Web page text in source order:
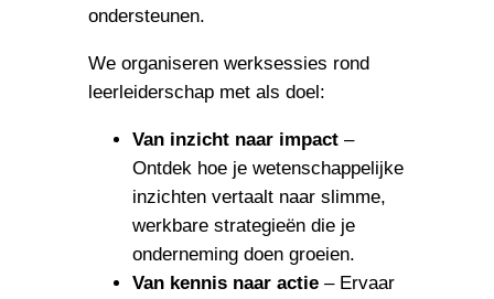
ondersteunen.
We organiseren werksessies rond
leerleiderschap met als doel:
Van inzicht naar impact–
Ontdek hoe je wetenschappelijke
inzichten vertaalt naar slimme,
werkbare strategieën die je
onderneming doen groeien.
Van kennis naar actie– Ervaar